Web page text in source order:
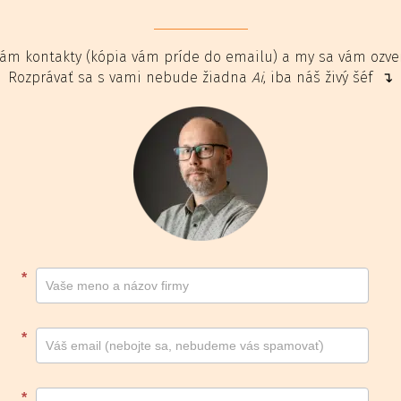
kontakty (kópia vám príde do emailu) a my sa vám
Rozprávať sa s vami nebude žiadna Ai, iba náš živý šéf ↴
Kontakt
footer
*
*
*